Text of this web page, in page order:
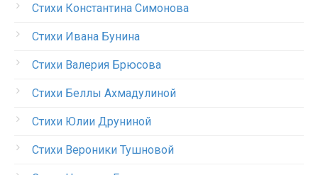
Стихи Константина Симонова
Стихи Ивана Бунина
Стихи Валерия Брюсова
Стихи Беллы Ахмадулиной
Стихи Юлии Друниной
Стихи Вероники Тушновой